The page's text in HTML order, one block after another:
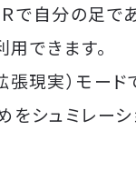
で自分の足で
できます。
張現実）モー
をシュミレー